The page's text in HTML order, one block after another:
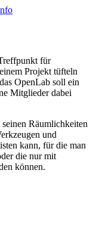
für
Projekt tüfteln
OpenLab soll ein
Mitglieder dabei
Räumlichkeiten
und
kann, für die man
die nur mit
können.